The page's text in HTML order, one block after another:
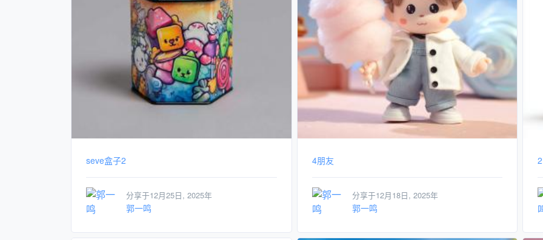
seve盒子2
分享于12月25日, 2025年
郭一鸣
4朋友
分享于12月18日, 2025年
郭一鸣